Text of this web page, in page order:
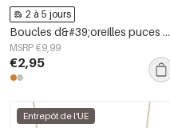
2 à 5 jours
Boucles d&#39;oreilles puces en acier inoxydable Moon Simple Daily Simple Series Bijoux pour femmes
MSRP €9,99
€2,95
Entrepôt de l'UE